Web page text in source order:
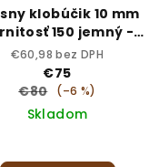
klobúčik 10 mm
150 jemný -
sterilný
€60,98 bez DPH
€75
€80
(–6 %)
Skladom